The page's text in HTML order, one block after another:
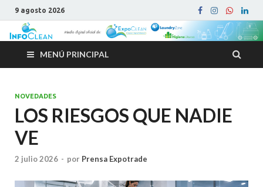
9 agosto 2026
MENÚ PRINCIPAL
NOVEDADES
LOS RIESGOS QUE NADIE
VE
2 julio 2026 - por Prensa Expotrade